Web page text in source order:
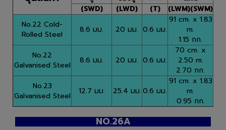
(SWD)
(LWD) (T)
(LWM)(SWM)
No.22 Cold-
Rolled Steel
8.6 มม. 20 มม. 0.6 มม.
91 cm. x 1.83
m.
1.15 กก.
No.22
Galvanised Steel
8.6 มม. 20 มม. 0.6 มม.
70 cm. x
2.50 m.
2.70 กก.
No.23
Galvanised Steel
12.7 มม. 25.4 มม.0.6 มม.
91 cm. x 1.83
m.
0.95 กก.
NO.26A